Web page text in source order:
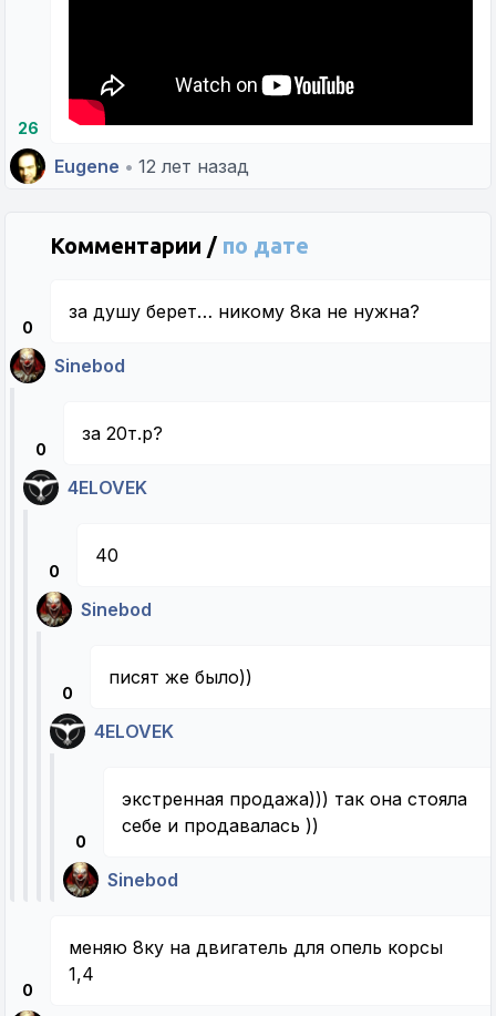
26
Eugene • 12 лет назад
Комментарии / по дате
0
за душу берет… никому 8ка не нужна?
Sinebod
0
за 20т.р?
4ELOVEK
0
40
Sinebod
0
писят же было))
4ELOVEK
0
экстренная продажа))) так она стояла
себе и продавалась ))
Sinebod
0
меняю 8ку на двигатель для опель корсы
1,4